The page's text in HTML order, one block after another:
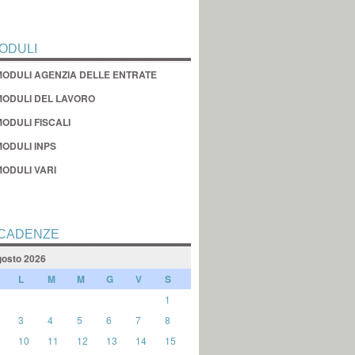
AGENZIA DELLE ENTRATE
DEL LAVORO
FISCALI
INPS
VARI
2026
L M M G V S
1
3 4 5 6 7
8
10 11 12 13 14
15